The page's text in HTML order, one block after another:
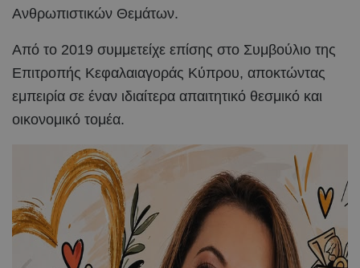
Ανθρωπιστικών Θεμάτων.
Από το 2019 συμμετείχε επίσης στο Συμβούλιο της
Επιτροπής Κεφαλαιαγοράς Κύπρου, αποκτώντας
εμπειρία σε έναν ιδιαίτερα απαιτητικό θεσμικό και
οικονομικό τομέα.